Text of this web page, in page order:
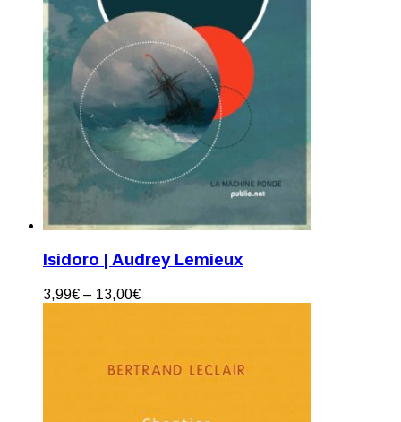
Isidoro | Audrey Lemieux
3,99€ – 13,00€